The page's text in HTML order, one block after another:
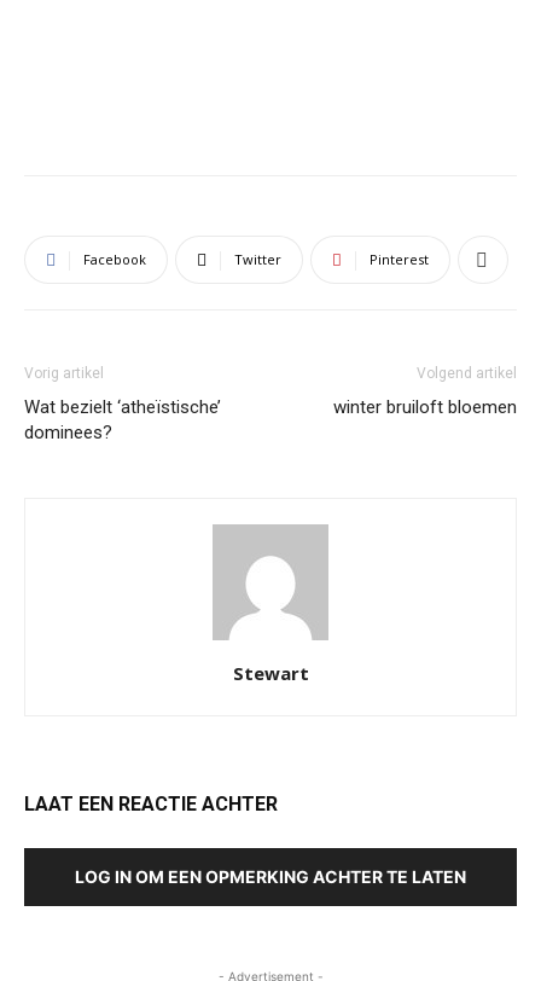
Facebook Twitter Pinterest
Vorig artikel
Wat bezielt ‘atheïstische’
dominees?
Volgend artikel
winter bruiloft bloemen
Stewart
LAAT EEN REACTIE ACHTER
LOG IN OM EEN OPMERKING ACHTER TE LATEN
- Advertisement -